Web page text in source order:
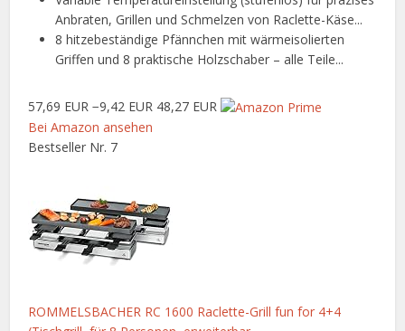
Anbraten, Grillen und Schmelzen von Raclette-Käse...
8 hitzebeständige Pfännchen mit wärmeisolierten
Griffen und 8 praktische Holzschaber – alle Teile...
57,69 EUR −9,42 EUR 48,27 EUR
Bei Amazon ansehen
Bestseller Nr. 7
ROMMELSBACHER RC 1600 Raclette-Grill fun for 4+4